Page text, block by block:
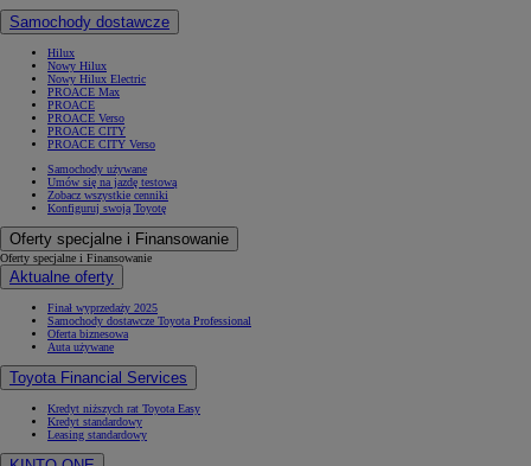
Samochody dostawcze
Hilux
Nowy Hilux
Nowy Hilux Electric
PROACE Max
PROACE
PROACE Verso
PROACE CITY
PROACE CITY Verso
Samochody używane
Umów się na jazdę testową
Zobacz wszystkie cenniki
Konfiguruj swoją Toyotę
Oferty specjalne i Finansowanie
Oferty specjalne i Finansowanie
Aktualne oferty
Finał wyprzedaży 2025
Samochody dostawcze Toyota Professional
Oferta biznesowa
Auta używane
Toyota Financial Services
Kredyt niższych rat Toyota Easy
Kredyt standardowy
Leasing standardowy